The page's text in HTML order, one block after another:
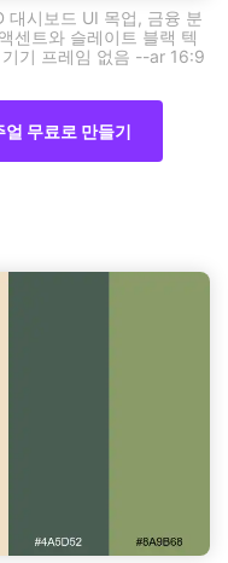
대시보드 UI 목업, 금융 분
센트와 슬레이트 블랙 텍
기 프레임 없음 --ar 16:9
무료로 만들기